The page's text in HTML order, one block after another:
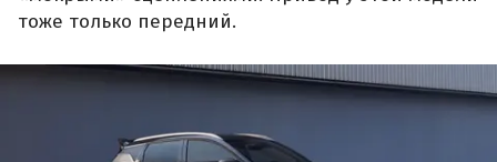
тоже только передний.